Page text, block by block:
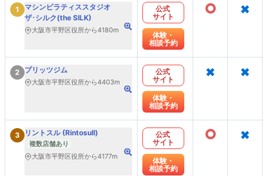
1
マシンピラティススタジオ
ザ･シルク(the SILK)
大阪市平野区役所から4180m
公式
サイト
体験・
相談予約
○ ×
2 プリッツジム
大阪市平野区役所から4403m
公式
サイト
体験・
相談予約
× ×
3 リントスル (Rintosull)
複数店舗あり
大阪市平野区役所から4177m
公式
サイト
体験・
相談予約
○ ×